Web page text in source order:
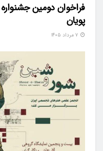
فراخوان دومین
پویان